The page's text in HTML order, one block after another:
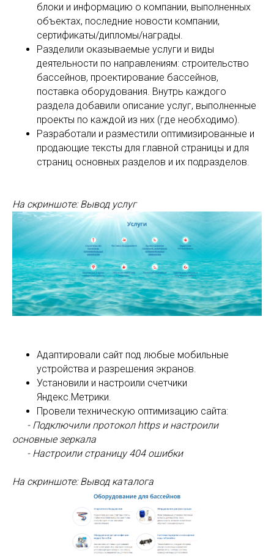
блоки и информацию о компании, выполненных
объектах, последние новости компании,
сертификаты/дипломы/награды.
Разделили оказываемые услуги и виды
деятельности по направлениям: строительство
бассейнов, проектирование бассейнов,
поставка оборудования. Внутрь каждого
раздела добавили описание услуг, выполненные
проекты по каждой из них (где необходимо).
Разработали и разместили оптимизированные и
продающие тексты для главной страницы и для
страниц основных разделов и их подразделов.
На скриншоте: Вывод услуг
Адаптировали сайт под любые мобильные
устройства и разрешения экранов.
Установили и настроили счетчики
Яндекс.Метрики.
Провели техническую оптимизацию сайта:
- Подключили протокол https и настроили
основные зеркала
- Настроили страницу 404 ошибки
На скриншоте: Вывод каталога